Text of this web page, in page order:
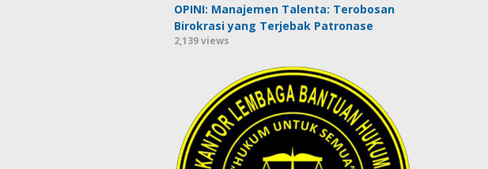
OPINI: Manajemen Talenta: Terobosan
Birokrasi yang Terjebak Patronase
2,139 views